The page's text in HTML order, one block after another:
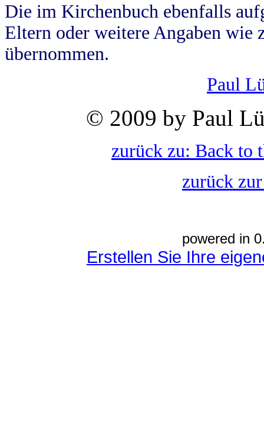
Die im Kirchenbuch ebenfalls
Eltern oder weitere Angaben wie
übernommen.
Paul
© 2009 by Paul
zurück zu: Back to
zurück
powered in
Erstellen Sie Ihre